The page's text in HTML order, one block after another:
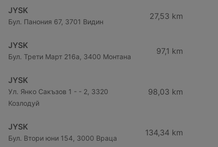
JYSK
Бул. Панония 67, 3701 Видин
27,53 km
JYSK
Бул. Трети Март 216a, 3400 Монтана
97,1 km
JYSK
Ул. Янко Сакъзов 1 - - 2, 3320
Козлодуй
98,03 km
JYSK
Бул. Втори юни 154, 3000 Враца
134,34 km